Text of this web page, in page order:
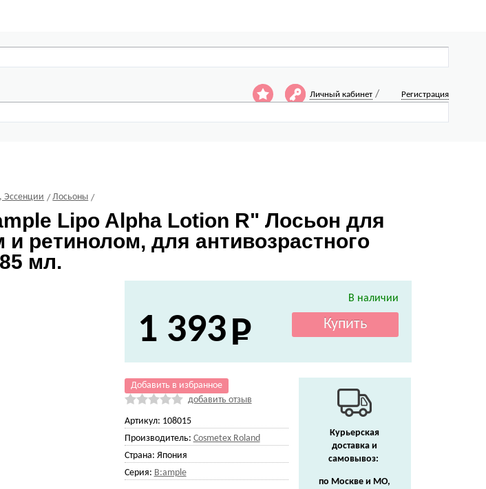
Личный кабинет / Регистрация
Эссенции Лосьоны
Lipo Alpha Lotion R" Лосьон для
ретинолом, для антивозрастного
мл.
В наличии
1 393
Добавить в избранное
добавить отзыв
Артикул: 108015
Производитель: Cosmetex Roland
Страна: Япония
Серия: B:ample
Курьерская
доставка и
самовывоз:
по Москве и МО,